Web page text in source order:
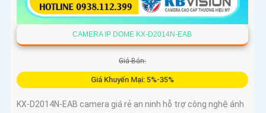
CAMERA IP DOME KX-D2014N-EAB
Giá Bán:
Giá Khuyến Mại: 5%-35%
KX-D2014N-EAB camera giá rẻ an ninh hỗ trợ công nghệ ánh